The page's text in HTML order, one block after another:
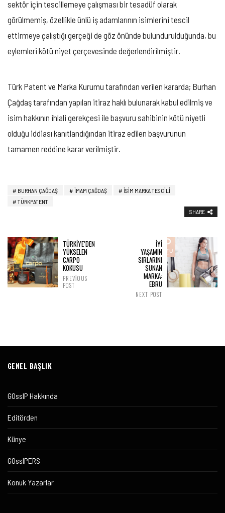
sektör için tescillemeye çalışması bir tesadüf olarak
görülmemiş, özellikle ünlü iş adamlarının isimlerini tescil
ettirmeye çalıştığı gerçeği de göz önünde bulundurulduğunda, bu
eylemleri kötü niyet çerçevesinde değerlendirilmiştir.
Türk Patent ve Marka Kurumu tarafından verilen kararda; Burhan
Çağdaş tarafından yapılan itiraz haklı bulunarak kabul edilmiş ve
isim hakkının ihlali gerekçesi ile başvuru sahibinin kötü niyetli
olduğu iddiası kanıtlandığından itiraz edilen başvurunun
tamamen reddine karar verilmiştir.
BURHAN ÇAĞDAŞ IMAM ÇAĞDAŞ
ISIM MARKA TESCILI
TÜRKPATENT
SHARE
TÜRKİYE’DEN
YÜKSELEN
CARPO
KOKUSU
PREVIOUS
POST
İYİ
YAŞAMIN
SIRLARINI
SUNAN
MARKA:
EBRU
NEXT POST
GENEL BAŞLIK
GOssIP Hakkında
Editörden
Künye
GOssIPERS
Konuk Yazarlar